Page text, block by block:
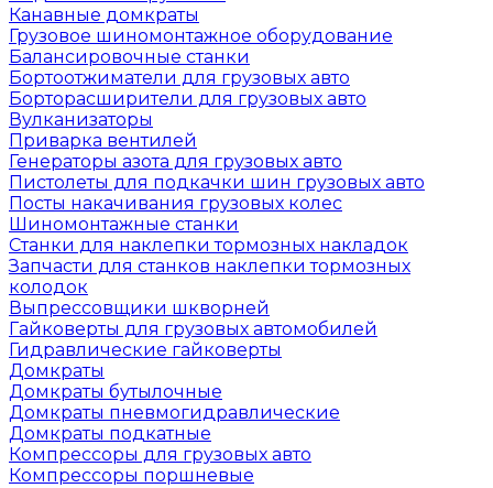
Канавные домкраты
Грузовое шиномонтажное оборудование
Балансировочные станки
Бортоотжиматели для грузовых авто
Борторасширители для грузовых авто
Вулканизаторы
Приварка вентилей
Генераторы азота для грузовых авто
Пистолеты для подкачки шин грузовых авто
Посты накачивания грузовых колес
Шиномонтажные станки
Станки для наклепки тормозных накладок
Запчасти для станков наклепки тормозных
колодок
Выпрессовщики шкворней
Гайковерты для грузовых автомобилей
Гидравлические гайковерты
Домкраты
Домкраты бутылочные
Домкраты пневмогидравлические
Домкраты подкатные
Компрессоры для грузовых авто
Компрессоры поршневые